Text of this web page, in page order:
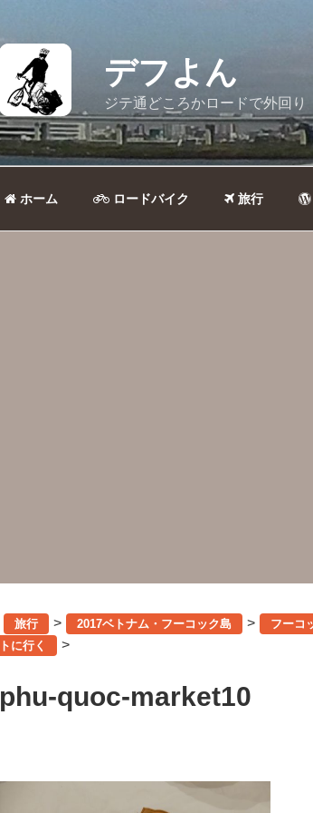
デフよん
ジテ通どころかロードで外回り
ホーム ロードバイク 旅行
旅行 > 2017ベトナム・フーコック島 >
フーコ
トに行く
>
phu-quoc-market10